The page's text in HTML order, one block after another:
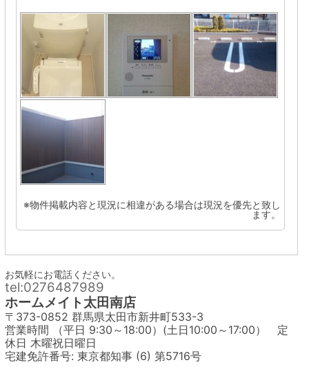
※物件掲載内容と現況に相違がある場合は現況を優先と致し
ます。
お気軽にお電話ください。
tel:0276487989
ホームメイト太田南店
〒373-0852 群馬県太田市新井町533-3
営業時間 （平日 9:30～18:00）(土日10:00～17:00） 定
休日 木曜祝日曜日
宅建免許番号: 東京都知事 (6) 第5716号